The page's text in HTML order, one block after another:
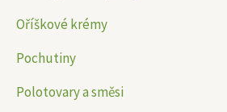
Oříškové krémy
Pochutiny
Polotovary a směsi